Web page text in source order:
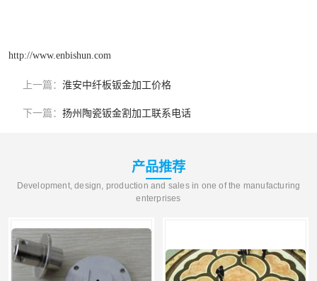
http://www.enbishun.com
上一篇： 淮安中纤板钣金加工价格
下一篇： 扬州陶瓷钣金割加工联系电话
产品推荐
Development, design, production and sales in one of the manufacturing
enterprises